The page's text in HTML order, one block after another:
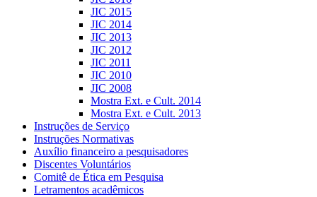
JIC 2015
JIC 2014
JIC 2013
JIC 2012
JIC 2011
JIC 2010
JIC 2008
Mostra Ext. e Cult. 2014
Mostra Ext. e Cult. 2013
Instruções de Serviço
Instruções Normativas
Auxílio financeiro a pesquisadores
Discentes Voluntários
Comitê de Ética em Pesquisa
Letramentos acadêmicos